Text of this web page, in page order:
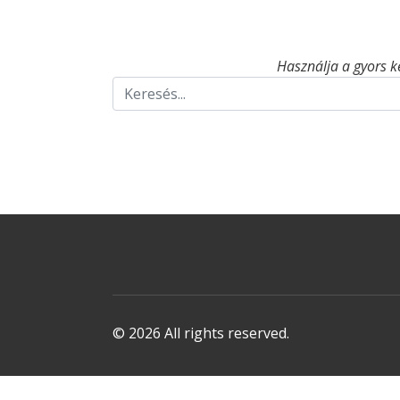
Használja a gyors
© 2026 All rights reserved.